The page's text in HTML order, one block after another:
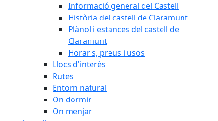
Informació general del Castell
Història del castell de Claramunt
Plànol i estances del castell de
Claramunt
Horaris, preus i usos
Llocs d'interès
Rutes
Entorn natural
On dormir
On menjar